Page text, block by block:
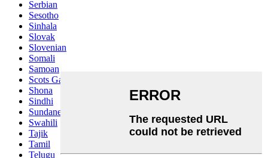
Serbian
Sesotho
Sinhala
Slovak
Slovenian
Somali
Samoan
Scots Gaelic
Shona
Sindhi
Sundanese
Swahili
Tajik
Tamil
Telugu